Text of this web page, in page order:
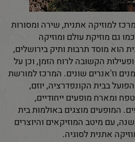
למוזיקה אתנית, שירה ומסורות
גם מוזיקת עולם ומוזיקה
הוא מוסד תרבות ותיק בירושלים,
הקשובה לרוח הזמן, וכן על
וז'אנרים שונים. המרכז למורשת
בבית הקונפדרציה, יוזם,
ומארח מופעים ייחודיים,
המופעים מוצגים באולמות בית
עם מיטב המוזיקאים והיוצרים
אתנית לסוגיה.